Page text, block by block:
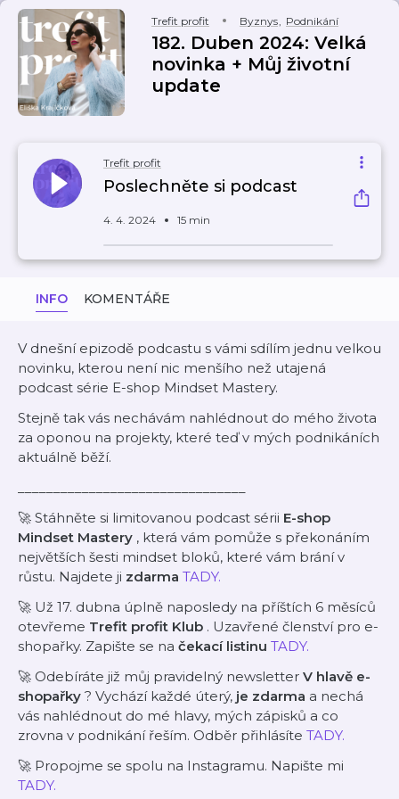
Trefit profit Byznys, Podnikání
182. Duben 2024: Velká
novinka + Můj životní
update
Trefit profit
Poslechněte si podcast
4. 4. 2024 15 min
INFO KOMENTÁŘE
V dnešní epizodě podcastu s vámi sdílím jednu velkou
novinku, kterou není nic menšího než utajená
podcast série E-shop Mindset Mastery.
Stejně tak vás nechávám nahlédnout do mého života
za oponou na projekty, které teď v mých podnikáních
aktuálně běží.
🚀 Stáhněte si limitovanou podcast sérii E-shop
Mindset Mastery , která vám pomůže s překonáním
největších šesti mindset bloků, které vám brání v
růstu. Najdete ji zdarma TADY.
🚀 Už 17. dubna úplně naposledy na příštích 6 měsíců
otevřeme Trefit profit Klub . Uzavřené členství pro e-
shopařky. Zapište se na čekací listinu TADY.
🚀 Odebíráte již můj pravidelný newsletter V hlavě e-
shopařky ? Vychází každé úterý, je zdarma a nechá
vás nahlédnout do mé hlavy, mých zápisků a co
zrovna v podnikání řeším. Odběr přihlásíte TADY.
🚀 Propojme se spolu na Instagramu. Napište mi
TADY.